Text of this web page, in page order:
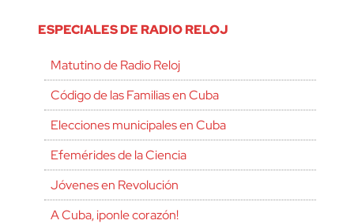
ESPECIALES DE RADIO RELOJ
Matutino de Radio Reloj
Código de las Familias en Cuba
Elecciones municipales en Cuba
Efemérides de la Ciencia
Jóvenes en Revolución
A Cuba, ¡ponle corazón!